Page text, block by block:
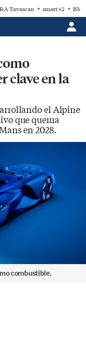
Tavascan smart #2
clave en la
el Alpine
que quema
en 2028.
combustible.